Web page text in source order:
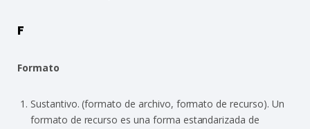
F
Formato
Sustantivo. (formato de archivo, formato de recurso). Un
formato de recurso es una forma estandarizada de